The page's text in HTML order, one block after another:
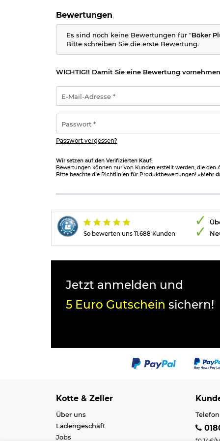
Herstellerinformationen
Bewertungen
Es sind noch keine Bewertungen für "Böker
Bitte schreiben Sie die erste Bewertung.
WICHTIG!! Damit Sie eine Bewertung
Mail-
Adresse
*
Passwort vergessen?
Wir setzen auf den Verifizierten Kauf!
Bewertungen können nur von Kunden erstellt werden, die den
Bitte beachte die Richtlinien für Produktbewertungen! »Mehr
So bewerten uns 11.688 Kunden
Jetzt anmelden und
5 Euro Gutschein sichern!
Kotte & Zeller
Über uns
Ladengeschäft
Jobs